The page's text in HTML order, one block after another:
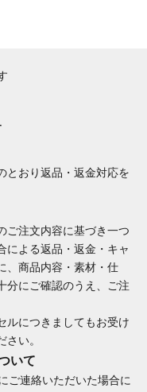
とおり返品・返金対応を
ご注文内容に基づき一つ
による返品・返金・キャ
、商品内容・素材・仕
分にご確認のうえ、ご注
ルにつきましてもお受け
い。
いて
ご連絡いただいた場合に